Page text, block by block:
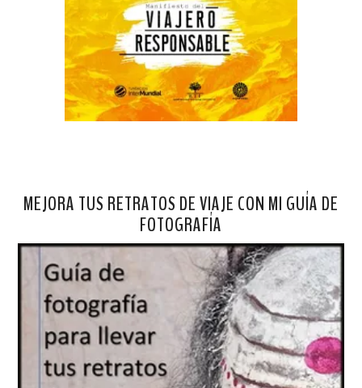
MEJORA TUS RETRATOS DE VIAJE CON MI GUÍA DE
FOTOGRAFÍA